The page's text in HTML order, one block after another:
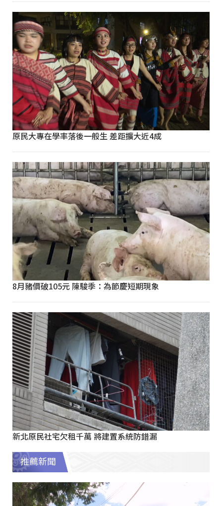
原民大專在學率落後一般生 差距擴大近4成
8月豬價破105元 陳駿季：為節慶短期現象
新北原民社宅欠租千萬 將建置系統防錯漏
推薦新聞